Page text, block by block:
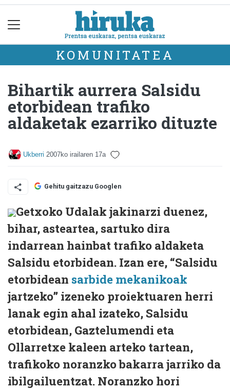
KOMUNITATEA
Bihartik aurrera Salsidu
etorbidean trafiko
aldaketak ezarriko dituzte
Ukberri 2007ko irailaren 17a
Gehitu gaitzazu Googlen
Getxoko Udalak jakinarzi duenez,
bihar, asteartea, sartuko dira
indarrean hainbat trafiko aldaketa
Salsidu etorbidean. Izan ere, “Salsidu
etorbidean sarbide mekanikoak
jartzeko” izeneko proiektuaren herri
lanak egin ahal izateko, Salsidu
etorbidean, Gaztelumendi eta
Ollarretxe kaleen arteko tartean,
trafikoko noranzko bakarra jarriko da
ibilgailuentzat. Noranzko hori